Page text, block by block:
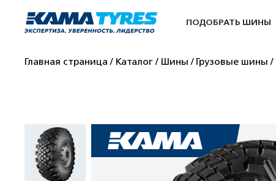
ПОДОБРАТЬ ШИНЫ
Главная страница Каталог Шины Грузовые шины